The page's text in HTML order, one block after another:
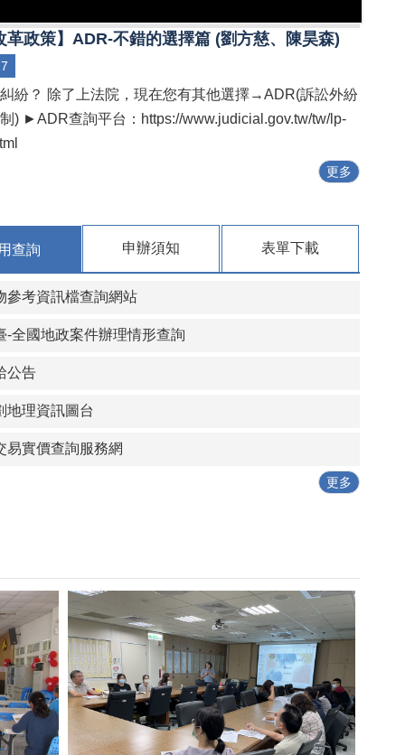
革政策】ADR-不錯的選擇篇 (劉方慈、陳昊森)
紛？ 除了上法院，現在您有其他選擇→ADR(訴訟外紛
) ►ADR查詢平台：https://www.judicial.gov.tw/tw/lp-
更多
查詢 申辦須知 表單下載
參考資訊檔查詢網站
-全國地政案件辦理情形查詢
公告
地理資訊圖台
易實價查詢服務網
更多